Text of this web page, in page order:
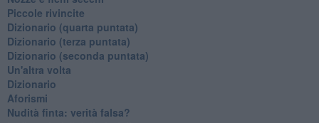
Piccole rivincite
​Dizionario (quarta puntata)
​Dizionario (terza puntata)
​Dizionario (seconda puntata)
Un'altra volta
Dizionario
Aforismi
Nudità finta: verità falsa?